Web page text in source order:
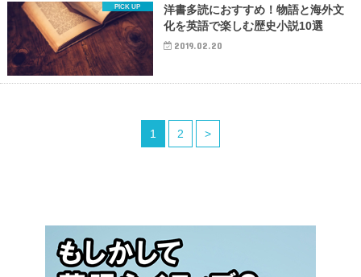
洋書多読におすすめ！物語と海外文
化を英語で楽しむ歴史小説10選
2019.02.20
1 2 >